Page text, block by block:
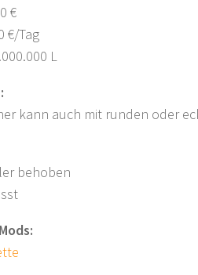
€
€/Tag
L
kann auch mit runden oder
behoben